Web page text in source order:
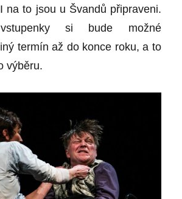
na to jsou u Švandů připraveni.
vstupenky si bude možné
termín až do konce roku, a to
výběru.